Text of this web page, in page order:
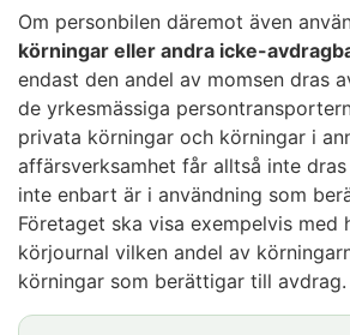
som inte berättigar till avdrag till
rätten till avdrag för personbilen.
användning är exempelvis en
mellan hemmet och arbetsplatsen
körningar samt användning för
representationsändamål.
Exempel:Användningen av en
företaget äger
körundervisning.
Momsen får inte heller avdras för
annan icke-avdragbar användning.
avdragsrätten fråntar dock inte
exempelvis i fråga om ett
inte heller i fråga om en bilskolas
körundervisning.
Exempel:Taxibilen används för
Om personbilen däremot även
körningar eller andra icke-
endast den andel av momsen dras
de yrkesmässiga
privata körningar och körningar i
affärsverksamhet får alltså inte
inte enbart är i användning som
Företaget ska visa exempelvis med
körjournal vilken andel av
körningar som berättigar till avdrag.